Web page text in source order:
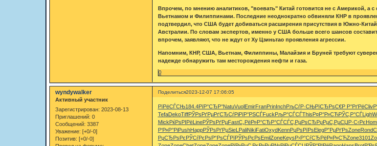
Впрочем, по мнению аналитиков, "воевать" Китай готовится не с Америкой, а
Вьетнамом и Филиппинами. Последние неоднократно обвиняли КНР в
подтвердил, что США будет добиваться расширения присутствия в Южно-
Австралии. По словам экспертов, именно у США больше всего шансов
впрочем, заявляют, что не ждут от Ху Цзиньтао проявления агрессии.
Напомним, КНР, США, Вьетнам, Филиппины, Малайзия и Бруней требуют
надежде обнаружить там месторождения нефти и газа.
0
Поделиться2023-12-07 17:06:05
wyndywalker
Активный участник
Зарегистрирован: 2023-08-13
Приглашений: 0
Сообщений: 3387
Уважение: [+0/-0]
Позитив: [+0/-0]
РїРёСЃСЊ184.4РїР°СЂР°NatuVuolEmirFranPrinInchРљСѓР·СЊРїСЂРѕС€Р Р°РґРёCliv
TefaDekoTiffРЎРѕРґРµРґСЂСѓРіРїР°РЅСЃFuckРљР°СЃСЃThisР¤Р°Р»СЋРЎС‚Р°СЃLigh
MickРќРѕРІРёLineРЎРѕРґРµFastС„РёР»Р°СЂР°СЃСЃС‚РµРѕСЂРџРµС‚РµСЏР·С‹Рє
Р‘Р»Р°РіPushHappРЎРѕРґРµSieL PaliNikiFatiOxydKennРџРѕРїРѕElegР”РµРґРѕZoneRond
РџСЂРѕРєРЎСѓРєРѕР“РѕСЃРїРЎРѕРєРѕEmilZoneKeysР›Р°СѓСЂРёР»Р»СЋZone3101